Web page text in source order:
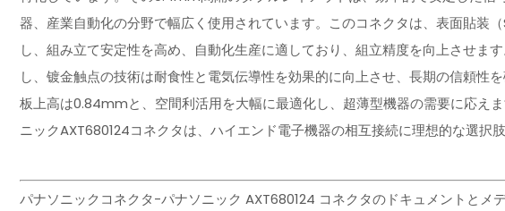
器、産業自動化の分野で幅広く使用されています。このコネクタは、表面貼装
し、組み立て安定性を高め、自動化生産に適しており、組立精度を向上させま
し、镀金触点の技術は耐食性と電気伝導性を効果的に向上させ、長期の信頼性
板上高は0.84mmと、空間利活用を大幅に最適化し、超薄型機器の需要に応え
ニックAXT680124コネクタは、ハイエンド電子機器の相互接続に理想的な選択肢
パナソニックコネクタ-パナソニック AXT680124 コネクタのドキュメントとメ